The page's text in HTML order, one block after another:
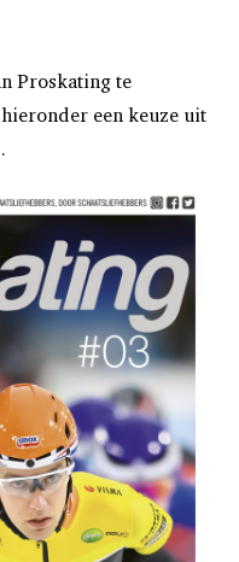
Proskating te
een keuze uit